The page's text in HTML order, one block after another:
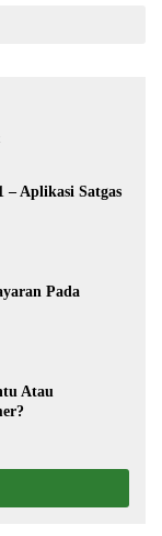
– Aplikasi Satgas
Pada
Atau